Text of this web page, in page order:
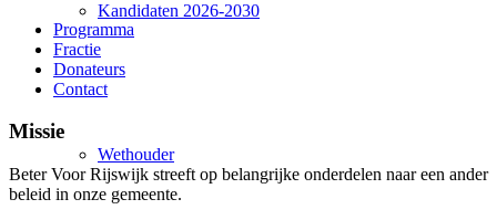
Kandidaten 2026-2030
Wethouder
Programma
Fractie
Donateurs
Contact
Missie
Beter Voor Rijswijk streeft op belangrijke onderdelen naar een ander
beleid in onze gemeente.